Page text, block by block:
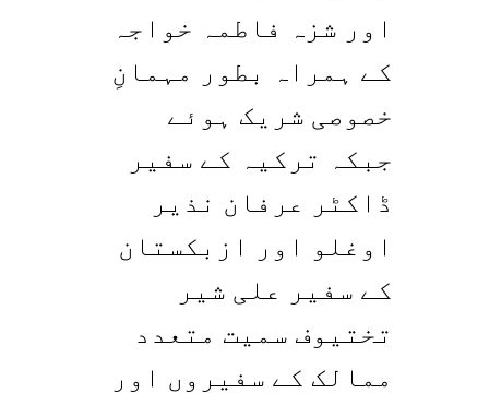
اور شزہ فاطمہ خواجہ
کے ہمراہ بطور مہمانِ
خصوصی شریک ہوئے
جبکہ ترکیہ کے سفیر
ڈاکٹر عرفان نذیر
اوغلو اور ازبکستان
کے سفیر علی شیر
تختیوف سمیت متعدد
ممالک کے سفیروں اور